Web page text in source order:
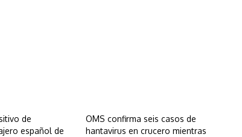
de
español de
OMS confirma seis casos de
hantavirus en crucero mientras